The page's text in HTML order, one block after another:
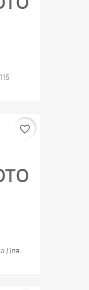
Для...
favorite_border